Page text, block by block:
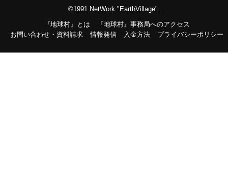
©1991 NetWork "EarthVillage".
『地球村』とは
『地球村』事務局へのアクセス
お問い合わせ・資料請求
情報発信 入金方法 プライバシーポリシー